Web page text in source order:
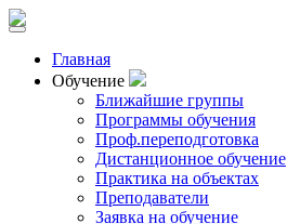
Главная
Обучение
Ближайшие группы
Программы обучения
Проф.переподготовка
Дистанционное обучение
Практика на объектах
Преподаватели
Заявка на обучение